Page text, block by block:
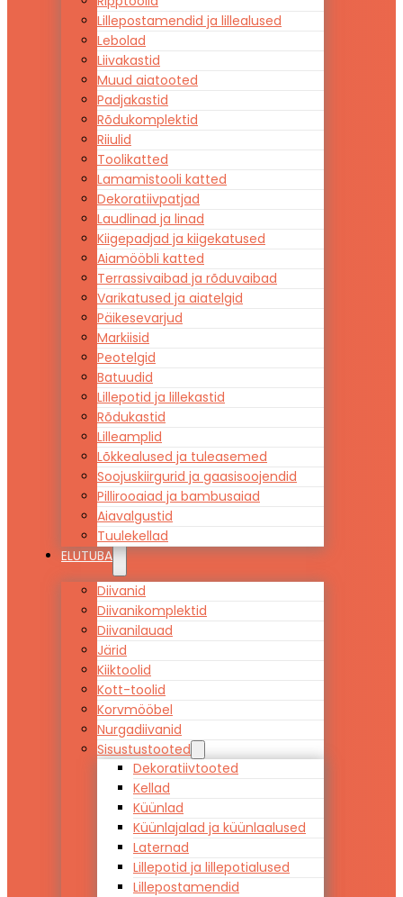
Lillepostamendid ja lillealused
Lebolad
Liivakastid
Muud aiatooted
Padjakastid
Rõdukomplektid
Riiulid
Toolikatted
Lamamistooli katted
Dekoratiivpatjad
Laudlinad ja linad
Kiigepadjad ja kiigekatused
Aiamööbli katted
Terrassivaibad ja rõduvaibad
Varikatused ja aiatelgid
Päikesevarjud
Markiisid
Peotelgid
Batuudid
Lillepotid ja lillekastid
Rõdukastid
Lilleamplid
Lõkkealused ja tuleasemed
Soojuskiirgurid ja gaasisoojendid
Pillirooaiad ja bambusaiad
Aiavalgustid
Tuulekellad
ELUTUBA
Diivanid
Diivanikomplektid
Diivanilauad
Järid
Kiiktoolid
Kott-toolid
Korvmööbel
Nurgadiivanid
Sisustustooted
Dekoratiivtooted
Kellad
Küünlad
Küünlajalad ja küünlaalused
Laternad
Lillepotid ja lillepotialused
Lillepostamendid